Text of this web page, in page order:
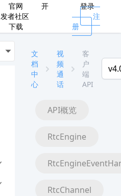
官网
开
发者社区
下载
登录
注
册
文
档
中
心
视
频
通
话
客
户
端
API
API概览
RtcEngine
RtcChannel